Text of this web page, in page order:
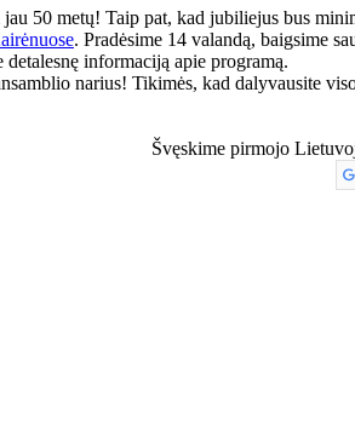
50 metų! Taip pat, kad jubiliejus bus
. Pradėsime 14 valandą, baigsime
informaciją apie programą.
narius! Tikimės, kad dalyvausite
Švęskime pirmojo